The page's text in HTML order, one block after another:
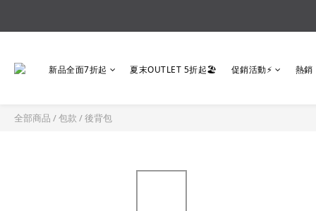
新品全面7折起 夏末OUTLET 5折起🏖️ 促銷活動⚡ 熱銷
全部商品 /包款 /後背包